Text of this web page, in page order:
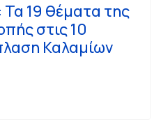
19 θέματα της
στις 10
Καλαμίων